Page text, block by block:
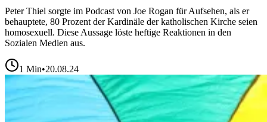
Peter Thiel sorgte im Podcast von Joe Rogan für Aufsehen, als er
behauptete, 80 Prozent der Kardinäle der katholischen Kirche seien
homosexuell. Diese Aussage löste heftige Reaktionen in den
Sozialen Medien aus.
1 Min•20.08.24